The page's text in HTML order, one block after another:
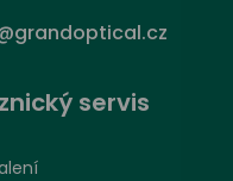
servis